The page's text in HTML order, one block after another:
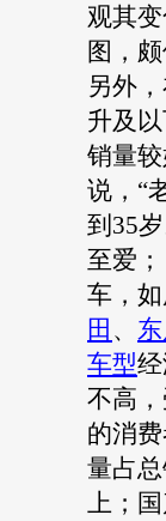
观其
图，
另外
升及
销量
说，“
到35
至爱
车，
田 、
车型
不高
的消
量占
上；